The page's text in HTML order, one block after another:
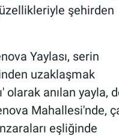
şehirden
Yaylası, serin
uzaklaşmak
olarak anılan yayla,
Mahallesi'nde,
eşliğinde